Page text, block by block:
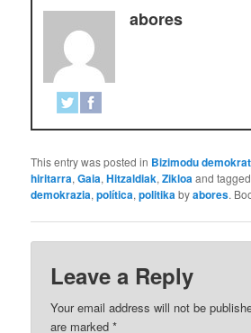
abores
This entry was posted in Bizimodu
hiritarra,Gaia,Hitzaldiak,Zikloaand
demokrazia,política,politikabyabores.
Leave a Reply
Your email address will not be
are marked*